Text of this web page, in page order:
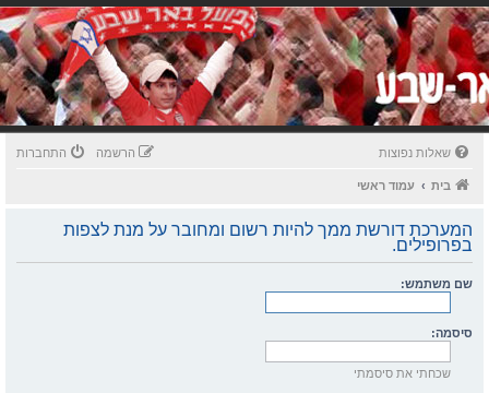
שאלות נפוצות התחברות הרשמה
בית עמוד ראשי
המערכת דורשת ממך להיות רשום ומחובר על מנת לצפות
בפרופילים.
שם משתמש:
סיסמה:
שכחתי את סיסמתי